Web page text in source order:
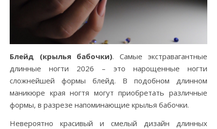
Блейд (крылья бабочки). Самые экстравагантные
длинные ногти 2026 – это нарощенные ногти
сложнейшей формы блейд. В подобном длинном
маникюре края ногтя могут приобретать различные
формы, в разрезе напоминающие крылья бабочки.
Невероятно красивый и смелый дизайн длинных